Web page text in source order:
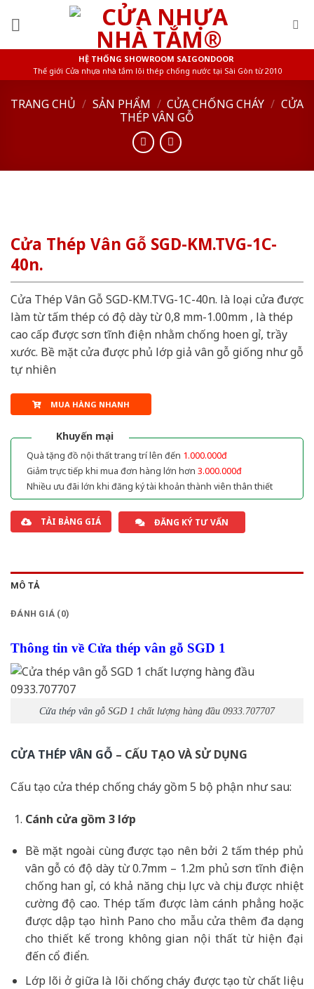
HỆ THỐNG SHOWROOM SAIGONDOOR
Thế giới Cửa nhựa nhà tắm lõi thép chống nước tại Sài Gòn từ 2010
TRANG CHỦ / SẢN PHẨM / CỬA CHỐNG CHÁY / CỬA
THÉP VÂN GỖ
Cửa Thép Vân Gỗ SGD-KM.TVG-1C-
40n.
Cửa Thép Vân Gỗ SGD-KM.TVG-1C-40n. là loại cửa được
làm từ tấm thép có độ dày từ 0,8 mm-1.00mm , là thép
cao cấp được sơn tĩnh điện nhằm chống hoen gỉ, trầy
xước. Bề mặt cửa được phủ lớp giả vân gỗ giống như gỗ
tự nhiên
MUA HÀNG NHANH
Khuyến mại
Quà tặng đồ nội thất trang trí lên đến 1.000.000đ
Giảm trực tiếp khi mua đơn hàng lớn hơn 3.000.000đ
Nhiều ưu đãi lớn khi đăng ký tài khoản thành viên thân thiết
TẢI BẢNG GIÁ ĐĂNG KÝ TƯ VẤN
MÔ TẢ
ĐÁNH GIÁ (0)
Thông tin về Cửa thép vân gỗ SGD 1
Cửa thép vân gỗ SGD 1 chất lượng hàng đầu 0933.707707
CỬA THÉP VÂN GỖ – CẤU TẠO VÀ SỬ DỤNG
Cấu tạo cửa thép chống cháy gồm 5 bộ phận như sau:
Cánh cửa gồm 3 lớp
Bề mặt ngoài cùng được tạo nên bởi 2 tấm thép phủ
vân gỗ có độ dày từ 0.7mm – 1.2m phủ sơn tĩnh điện
chống han gỉ, có khả năng chịu lực và chịu được nhiệt
cường độ cao. Thép tấm được làm cánh phẳng hoặc
được dập tạo hình Pano cho mẫu cửa thêm đa dạng
cho thiết kế trong không gian nội thất từ hiện đại
đến cổ điển.
Lớp lõi ở giữa là lõi chống cháy được tạo từ chất liệu